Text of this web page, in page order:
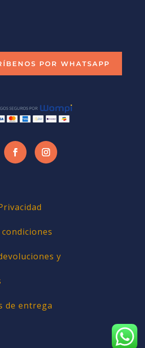
POR WHATSAPP
y
de entrega